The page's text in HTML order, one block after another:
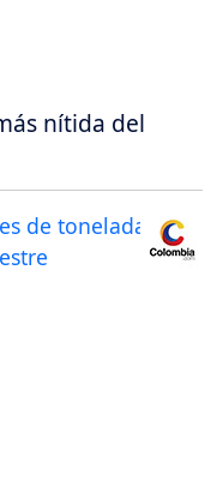
nítida del